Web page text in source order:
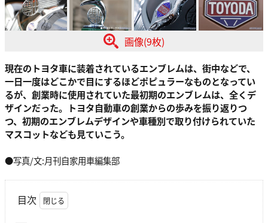
画像(9枚)
現在のトヨタ車に装着されているエンブレムは、街中などで、
一日一度はどこかで目にするほどポピュラーなものとなってい
るが、創業時に使用されていた最初期のエンブレムは、全くデ
ザインだった。トヨタ自動車の創業からの歩みを振り返りつ
つ、初期のエンブレムデザインや車種別で取り付けられていた
マスコットなども見ていこう。
●写真/文:月刊自家用車編集部
目次